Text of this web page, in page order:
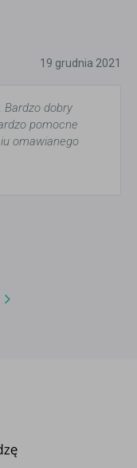
19 grudnia 2021
Bardzo dobry
pomocne
omawianego